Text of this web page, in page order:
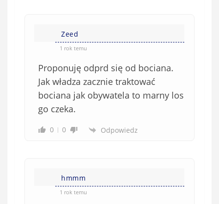
Zeed
1 rok temu
Proponuję odprd się od bociana.
Jak władza zacznie traktować
bociana jak obywatela to marny los
go czeka.
0 0 Odpowiedz
hmmm
1 rok temu